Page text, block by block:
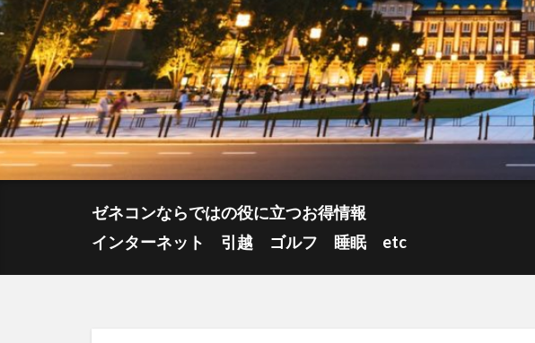
ゼネコンならではの役に立つお得情報
インターネット 引越 ゴルフ 睡眠 etc